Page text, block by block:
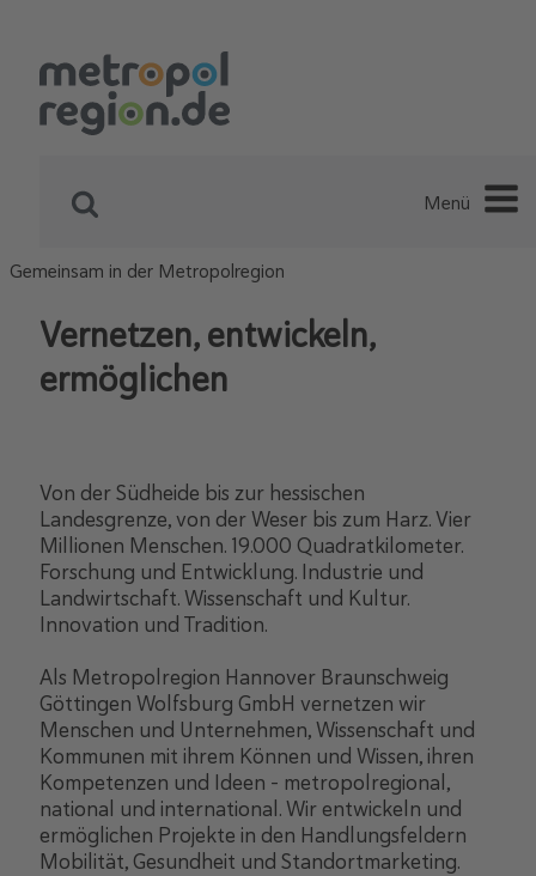
Menü
Gemeinsam in der Metropolregion
Vernetzen, entwickeln,
ermöglichen
Von der Südheide bis zur hessischen
Landesgrenze, von der Weser bis zum Harz. Vier
Millionen Menschen. 19.000 Quadratkilometer.
Forschung und Entwicklung. Industrie und
Landwirtschaft. Wissenschaft und Kultur.
Innovation und Tradition.
Als Metropolregion Hannover Braunschweig
Göttingen Wolfsburg GmbH vernetzen wir
Menschen und Unternehmen, Wissenschaft und
Kommunen mit ihrem Können und Wissen, ihren
Kompetenzen und Ideen – metropolregional,
national und international. Wir entwickeln und
ermöglichen Projekte in den Handlungsfeldern
Mobilität, Gesundheit und Standortmarketing.